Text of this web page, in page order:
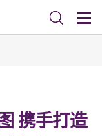
携手打造